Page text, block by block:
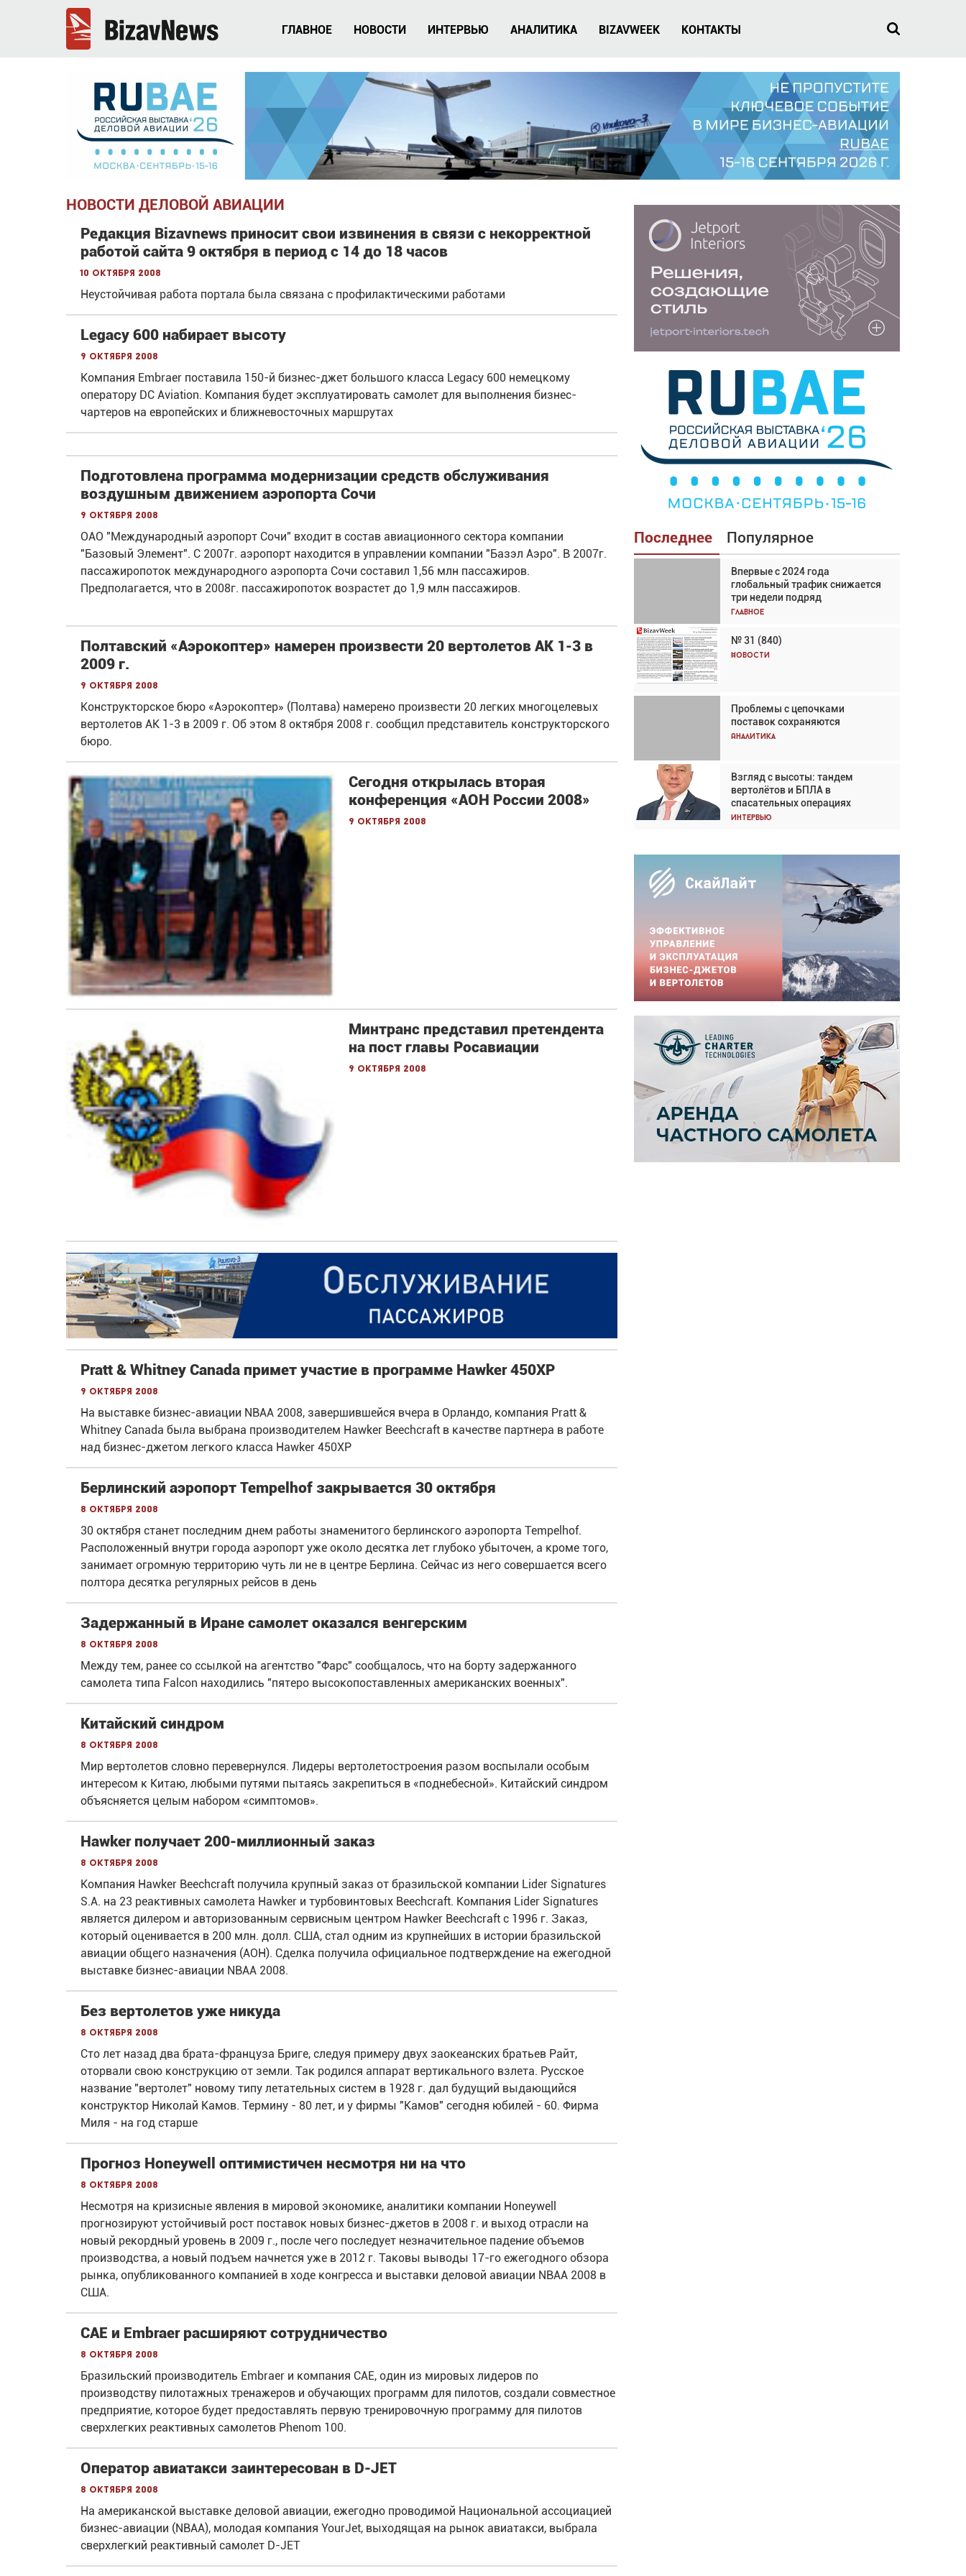
ГЛАВНОЕ НОВОСТИ ИНТЕРВЬЮ АНАЛИТИКА BIZAVWEEK КОНТАКТЫ
НОВОСТИ ДЕЛОВОЙ АВИАЦИИ
Редакция Bizavnews приносит свои извинения в связи с некорректной
работой сайта 9 октября в период с 14 до 18 часов
10 октября 2008
Неустойчивая работа портала была связана с профилактическими работами
Legacy 600 набирает высоту
9 октября 2008
Компания Embraer поставила 150-й бизнес-джет большого класса Legacy 600 немецкому
оператору DC Aviation. Компания будет эксплуатировать самолет для выполнения бизнес-
чартеров на европейских и ближневосточных маршрутах
Подготовлена программа модернизации средств обслуживания
воздушным движением аэропорта Сочи
9 октября 2008
ОАО "Международный аэропорт Сочи" входит в состав авиационного сектора компании
"Базовый Элемент". С 2007г. аэропорт находится в управлении компании "Базэл Аэро". В 2007г.
пассажиропоток международного аэропорта Сочи составил 1,56 млн пассажиров.
Предполагается, что в 2008г. пассажиропоток возрастет до 1,9 млн пассажиров.
Полтавский «Аэрокоптер» намерен произвести 20 вертолетов АК 1-3 в
2009 г.
9 октября 2008
Конструкторское бюро «Аэрокоптер» (Полтава) намерено произвести 20 легких многоцелевых
вертолетов АК 1-3 в 2009 г. Об этом 8 октября 2008 г. сообщил представитель конструкторского
бюро.
Сегодня открылась вторая
конференция «АОН России 2008»
9 октября 2008
Минтранс представил претендента
на пост главы Росавиации
9 октября 2008
Pratt & Whitney Canada примет участие в программе Hawker 450XP
9 октября 2008
На выставке бизнес-авиации NBAA 2008, завершившейся вчера в Орландо, компания Pratt &
Whitney Canada была выбрана производителем Hawker Beechcraft в качестве партнера в работе
над бизнес-джетом легкого класса Hawker 450XP
Берлинский аэропорт Tempelhof закрывается 30 октября
8 октября 2008
30 октября станет последним днем работы знаменитого берлинского аэропорта Tempelhof.
Расположенный внутри города аэропорт уже около десятка лет глубоко убыточен, а кроме того,
занимает огромную территорию чуть ли не в центре Берлина. Сейчас из него совершается всего
полтора десятка регулярных рейсов в день
Задержанный в Иране самолет оказался венгерским
8 октября 2008
Между тем, ранее со ссылкой на агентство "Фарс" сообщалось, что на борту задержанного
самолета типа Falcon находились "пятеро высокопоставленных американских военных".
Китайский синдром
8 октября 2008
Мир вертолетов словно перевернулся. Лидеры вертолетостроения разом воспылали особым
интересом к Китаю, любыми путями пытаясь закрепиться в «поднебесной». Китайский синдром
объясняется целым набором «симптомов».
Hawker получает 200-миллионный заказ
8 октября 2008
Компания Hawker Beechcraft получила крупный заказ от бразильской компании Lider Signatures
S.A. на 23 реактивных самолета Hawker и турбовинтовых Beechcraft. Компания Lider Signatures
является дилером и авторизованным сервисным центром Hawker Beechcraft с 1996 г. Заказ,
который оценивается в 200 млн. долл. США, стал одним из крупнейших в истории бразильской
авиации общего назначения (АОН). Сделка получила официальное подтверждение на ежегодной
выставке бизнес-авиации NBAA 2008.
Без вертолетов уже никуда
8 октября 2008
Сто лет назад два брата-француза Бриге, следуя примеру двух заокеанских братьев Райт,
оторвали свою конструкцию от земли. Так родился аппарат вертикального взлета. Русское
название "вертолет" новому типу летательных систем в 1928 г. дал будущий выдающийся
конструктор Николай Камов. Термину - 80 лет, и у фирмы "Камов" сегодня юбилей - 60. Фирма
Миля - на год старше
Прогноз Honeywell оптимистичен несмотря ни на что
8 октября 2008
Несмотря на кризисные явления в мировой экономике, аналитики компании Honeywell
прогнозируют устойчивый рост поставок новых бизнес-джетов в 2008 г. и выход отрасли на
новый рекордный уровень в 2009 г., после чего последует незначительное падение объемов
производства, а новый подъем начнется уже в 2012 г. Таковы выводы 17-го ежегодного обзора
рынка, опубликованного компанией в ходе конгресса и выставки деловой авиации NBAA 2008 в
США.
CAE и Embraer расширяют сотрудничество
8 октября 2008
Бразильский производитель Embraer и компания САЕ, один из мировых лидеров по
производству пилотажных тренажеров и обучающих программ для пилотов, создали совместное
предприятие, которое будет предоставлять первую тренировочную программу для пилотов
сверхлегких реактивных самолетов Phenom 100.
Оператор авиатакси заинтересован в D-JET
8 октября 2008
На американской выставке деловой авиации, ежегодно проводимой Национальной ассоциацией
бизнес-авиации (NBAA), молодая компания YourJet, выходящая на рынок авиатакси, выбрала
сверхлегкий реактивный самолет D-JET
Последнее Популярное
Впервые с 2024 года
глобальный трафик снижается
три недели подряд
Главное
№ 31 (840)
Новости
Проблемы с цепочками
поставок сохраняются
Аналитика
Взгляд с высоты: тандем
вертолётов и БПЛА в
спасательных операциях
Интервью
Взгляд с высоты: тандем
вертолётов и БПЛА в
спасательных операциях
Главное
Авиационный фотограф Дэйв
Кох: «Фотография говорит сама
Впервые с 2024 года
глобальный трафик снижается
три недели подряд
Частный самолёт – это актив.
Подходите к покупке
соответствующим образом
Интервью